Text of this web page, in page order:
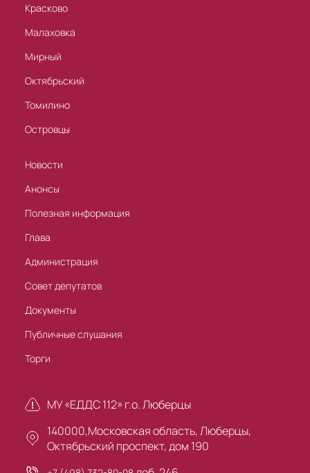
Красково
Малаховка
Мирный
Октябрьский
Томилино
Островцы
Новости
Анонсы
Полезная информация
Глава
Администрация
Совет депутатов
Документы
Публичные слушания
Торги
МУ «ЕДДС 112» г.о. Люберцы
140000,Московская область, Люберцы,
Октябрьский проспект, дом 190